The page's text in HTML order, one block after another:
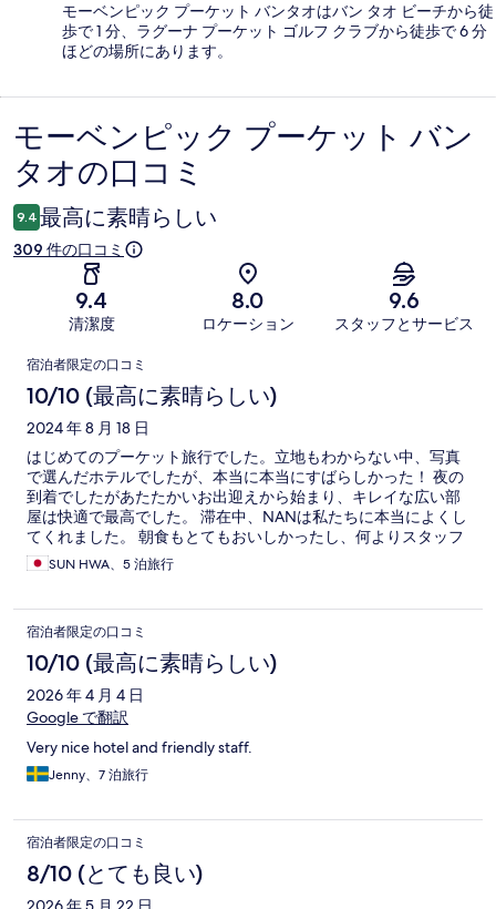
モーベンピック プーケット バンタオはバン タオ ビーチから徒
歩で 1 分、ラグーナ プーケット ゴルフ クラブから徒歩で 6 分
ほどの場所にあります。
口
コ
ミ
モーベンピック プーケット バン
タオの口コミ
9.4 最高に素晴らしい
309 件の口コミ
9.4
清潔度
8.0
ロケーション
9.6
スタッフとサービス
口
コ
ミ
宿泊者限定の口コミ
10/10 (最高に素晴らしい)
2024 年 8 月 18 日
はじめてのプーケット旅行でした。立地もわからない中、写真
で選んだホテルでしたが、本当に本当にすばらしかった！ 夜の
到着でしたがあたたかいお出迎えから始まり、キレイな広い部
屋は快適で最高でした。 滞在中、NANは私たちに本当によくし
てくれました。 朝食もとてもおいしかったし、何よりスタッフ
のみなさんがいつも笑顔で親切にしてくれました。 チェックア
ウトではFANGがとても丁寧に対応してくれました。 また必ず
したいです。 私たちの家族旅行が最高の思い出になりました。
モーベンピックホテルのスタッフ皆さんに感謝します✨️
SUN HWA、5 泊旅行
宿泊者限定の口コミ
10/10 (最高に素晴らしい)
2026 年 4 月 4 日
Google で翻訳
Very nice hotel and friendly staff.
Jenny、7 泊旅行
宿泊者限定の口コミ
8/10 (とても良い)